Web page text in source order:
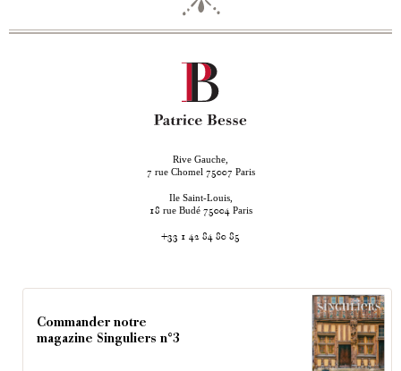
Rive Gauche,
7 rue Chomel 75007 Paris
Ile Saint-Louis,
18 rue Budé 75004 Paris
+33 1 42 84 80 85
Commander notre
magazine Singuliers n°3